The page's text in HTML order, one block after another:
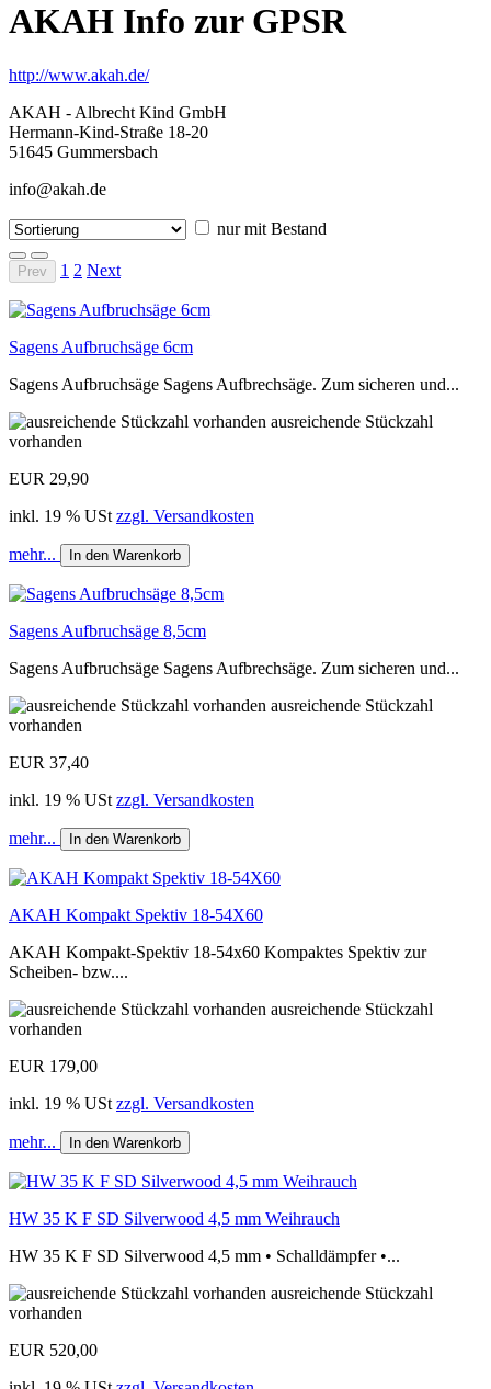
AKAH Info zur GPSR
http://www.akah.de/
AKAH - Albrecht Kind GmbH
Hermann-Kind-Straße 18-20
51645 Gummersbach
info@akah.de
nur mit Bestand
Prev 1 2 Next
Sagens Aufbruchsäge 6cm
Sagens Aufbruchsäge Sagens Aufbrechsäge. Zum sicheren und...
ausreichende Stückzahl
vorhanden
EUR 29,90
inkl. 19 % USt zzgl. Versandkosten
mehr... In den Warenkorb
Sagens Aufbruchsäge 8,5cm
Sagens Aufbruchsäge Sagens Aufbrechsäge. Zum sicheren und...
ausreichende Stückzahl
vorhanden
EUR 37,40
inkl. 19 % USt zzgl. Versandkosten
mehr... In den Warenkorb
AKAH Kompakt Spektiv 18-54X60
AKAH Kompakt-Spektiv 18-54x60 Kompaktes Spektiv zur
Scheiben- bzw....
ausreichende Stückzahl
vorhanden
EUR 179,00
inkl. 19 % USt zzgl. Versandkosten
mehr... In den Warenkorb
HW 35 K F SD Silverwood 4,5 mm Weihrauch
HW 35 K F SD Silverwood 4,5 mm • Schalldämpfer •...
ausreichende Stückzahl
vorhanden
EUR 520,00